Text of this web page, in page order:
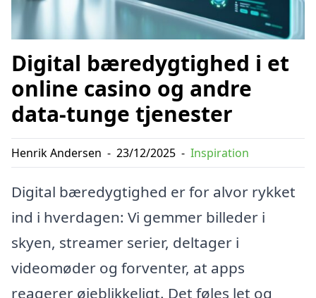
Digital bæredygtighed i et
online casino og andre
data-tunge tjenester
Henrik Andersen - 23/12/2025 - Inspiration
Digital bæredygtighed er for alvor rykket
ind i hverdagen: Vi gemmer billeder i
skyen, streamer serier, deltager i
videomøder og forventer, at apps
reagerer øjeblikkeligt. Det føles let og